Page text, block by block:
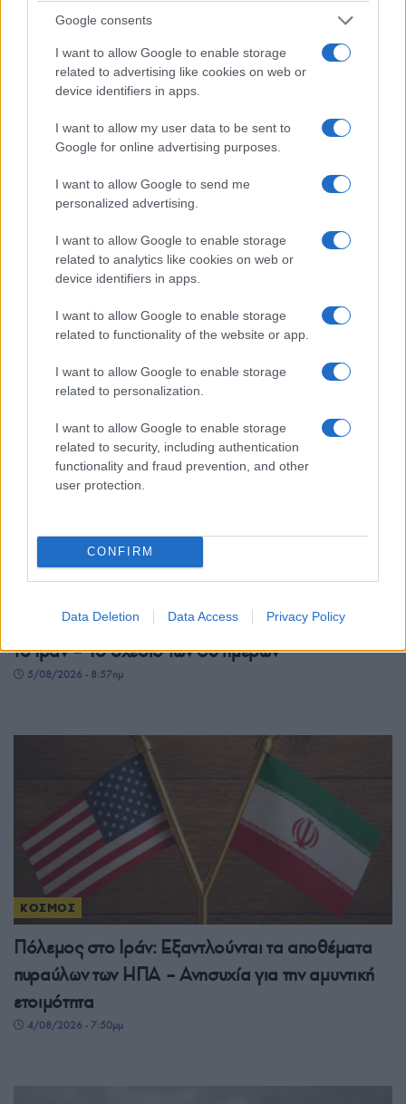
Google consents
I want to allow Google to enable storage
related to advertising like cookies on web or
device identifiers in apps.
I want to allow my user data to be sent to
Google for online advertising purposes.
I want to allow Google to send me
personalized advertising.
I want to allow Google to enable storage
related to analytics like cookies on web or
device identifiers in apps.
I want to allow Google to enable storage
related to functionality of the website or app.
I want to allow Google to enable storage
related to personalization.
I want to allow Google to enable storage
related to security, including authentication
functionality and fraud prevention, and other
user protection.
CONFIRM
Data Deletion Data Access Privacy Policy
5/08/2026 - 12:31μμ
ΚΟΣΜΟΣ
κρίση – Αποχωρούν οι πρεσβευτές
ΚΟΣΜΟΣ
Στενό του Ορμούζ: Πού κολλάει η συμφωνία με
το Ιράν – Το σχέδιο των 60 ημερών
5/08/2026 - 8:57πμ
ΚΟΣΜΟΣ
Πόλεμος στο Ιράν: Εξαντλούνται τα αποθέματα
πυραύλων των ΗΠΑ – Ανησυχία για την αμυντική
ετοιμότητα
4/08/2026 - 7:50μμ